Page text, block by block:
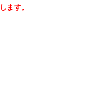
ます。